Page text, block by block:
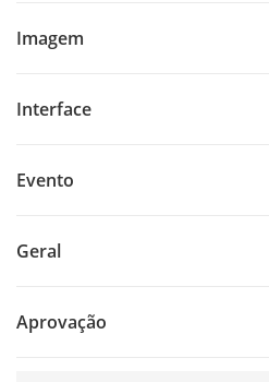
Imagem
Interface
Evento
Geral
Aprovação